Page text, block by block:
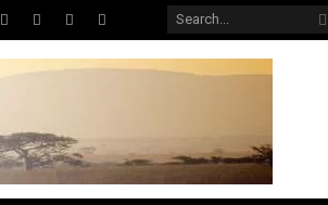
FacebookLinkedInPinterest